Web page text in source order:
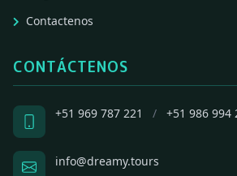
Contactenos
CONTÁCTENOS
+51 969 787 221 / +51 986 994
info@dreamy.tours